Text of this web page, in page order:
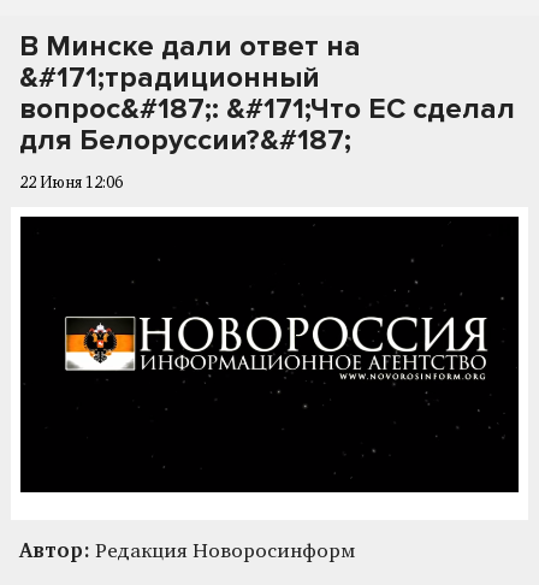
В Минске дали ответ на
&#171;традиционный
вопрос&#187;: &#171;Что ЕС сделал
для Белоруссии?&#187;
22 Июня 12:06
Автор: Редакция Новоросинформ